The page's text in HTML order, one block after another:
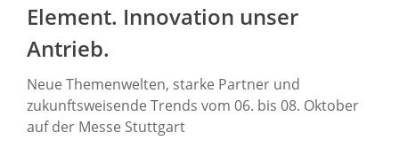
Element. Innovation unser
Antrieb.
Neue Themenwelten, starke Partner und
zukunftsweisende Trends vom 06. bis 08. Oktober
auf der Messe Stuttgart